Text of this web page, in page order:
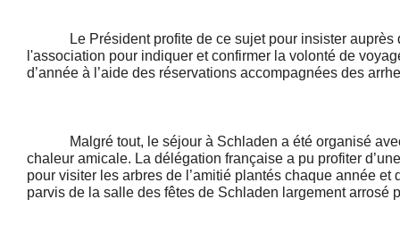
Le Président profite de ce sujet pour insister auprès
l'association pour indiquer et confirmer la volonté de
d’année à l’aide des réservations accompagnées des
Malgré tout, le séjour à Schladen a été organisé
chaleur amicale. La délégation française a pu profiter
pour visiter les arbres de l’amitié plantés chaque année et
parvis de la salle des fêtes de Schladen largement arrosé